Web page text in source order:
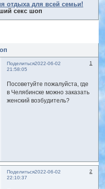
отдыха для всей семьи!
секс шоп
Поделиться 1
2022-06-02
21:58:05
Посоветуйте пожалуйста, где
в Челябинске можно заказать
женский возбудитель?
Поделиться 2
2022-06-02
22:10:37